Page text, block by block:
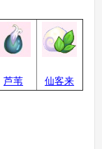
搜 手
芦苇
仙客来